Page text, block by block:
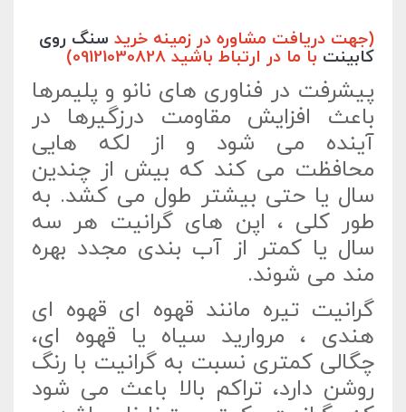
(جهت دریافت مشاوره در زمینه خرید سنگ روی
کابینت با ما در ارتباط باشید 09121030828)
پیشرفت در فناوری های نانو و پلیمرها
باعث افزایش مقاومت درزگیرها در
آینده می شود و از لکه هایی
محافظت می کند که بیش از چندین
سال یا حتی بیشتر طول می کشد. به
طور کلی ، اپن های گرانیت هر سه
سال یا کمتر از آب بندی مجدد بهره
مند می شوند.
گرانیت تیره مانند قهوه ای قهوه ای
هندی ، مروارید سیاه یا قهوه ای،
چگالی کمتری نسبت به گرانیت با رنگ
روشن دارد، تراکم بالا باعث می شود